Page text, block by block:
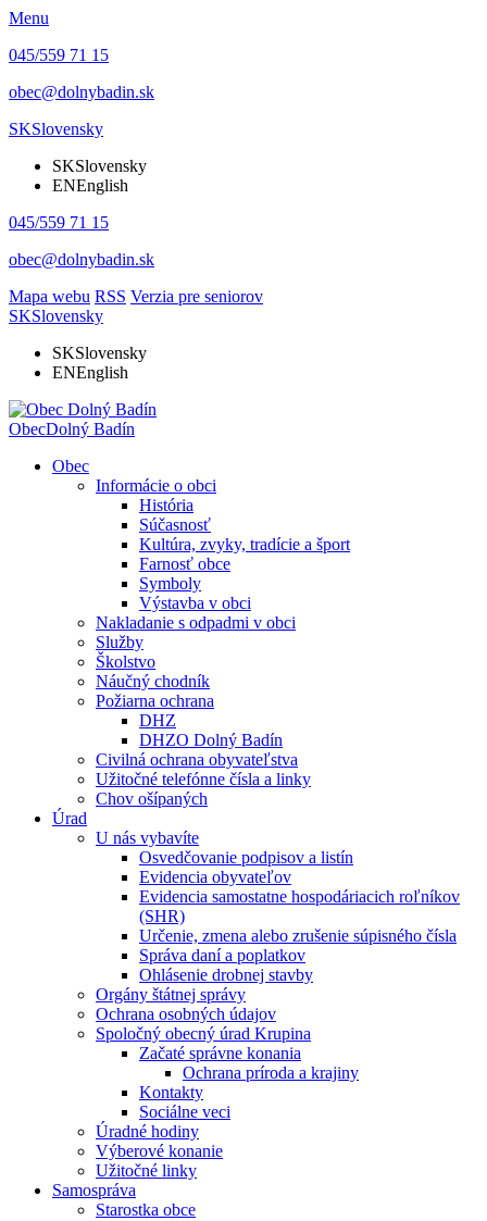
Menu
045/559 71 15
obec@dolnybadin.sk
SKSlovensky
SKSlovensky
ENEnglish
045/559 71 15
obec@dolnybadin.sk
Mapa webu RSS Verzia pre seniorov
SKSlovensky
SKSlovensky
ENEnglish
ObecDolný Badín
Obec
Informácie o obci
História
Súčasnosť
Kultúra, zvyky, tradície a šport
Farnosť obce
Symboly
Výstavba v obci
Nakladanie s odpadmi v obci
Služby
Školstvo
Náučný chodník
Požiarna ochrana
DHZ
DHZO Dolný Badín
Civilná ochrana obyvateľstva
Užitočné telefónne čísla a linky
Chov ošípaných
Úrad
U nás vybavíte
Osvedčovanie podpisov a listín
Evidencia obyvateľov
Evidencia samostatne hospodáriacich roľníkov
(SHR)
Určenie, zmena alebo zrušenie súpisného čísla
Správa daní a poplatkov
Ohlásenie drobnej stavby
Orgány štátnej správy
Ochrana osobných údajov
Spoločný obecný úrad Krupina
Začaté správne konania
Ochrana príroda a krajiny
Kontakty
Sociálne veci
Úradné hodiny
Výberové konanie
Užitočné linky
Samospráva
Starostka obce